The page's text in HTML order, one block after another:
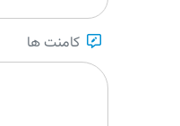
کامنت ها